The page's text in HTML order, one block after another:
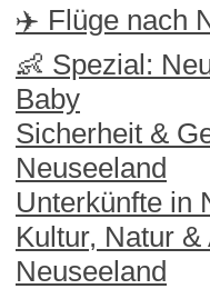
✈️ Flüge nach
👶 Spezial:
Baby
Sicherheit &
Neuseeland
Unterkünfte in
Kultur, Natur &
Neuseeland